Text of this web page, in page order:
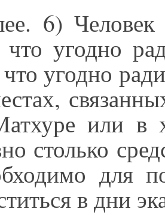
6) Человек
что угодно
что угодно
или в
столько
для
в дни